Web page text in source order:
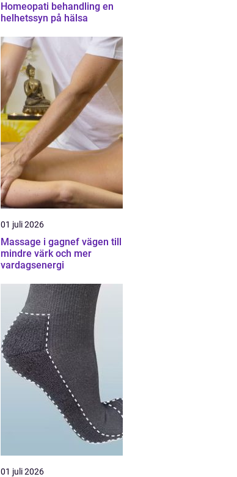
Homeopati behandling en
helhetssyn på hälsa
01 juli 2026
Massage i gagnef vägen till
mindre värk och mer
vardagsenergi
01 juli 2026